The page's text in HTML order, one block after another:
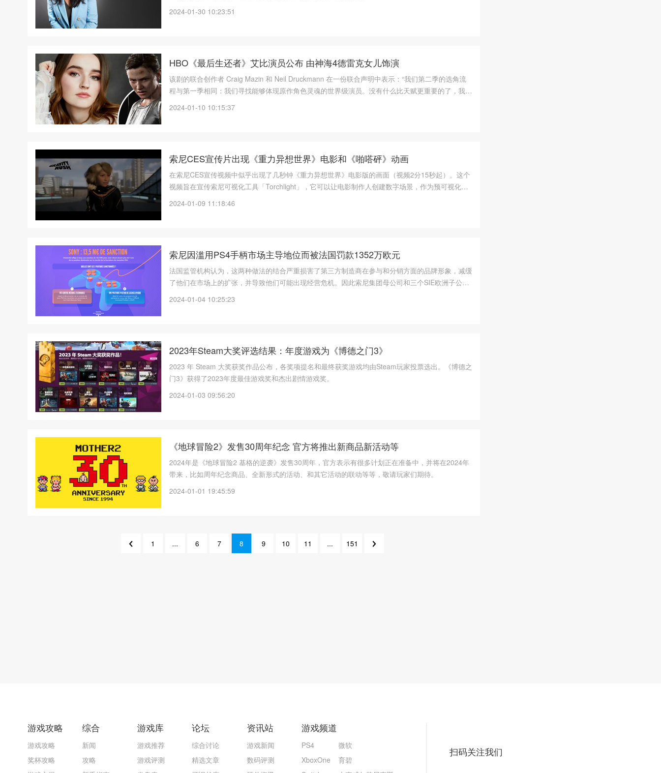
2024-01-30 10:23:51
HBO《最后生还者》艾比演员公布 由神海4德雷克女儿饰演
该剧的联合创作者 Craig Mazin 和 Neil Druckmann 在一份联合声明中表示：“我们第二季的选角流
程与第一季相同：我们寻找能够体现原作角色灵魂的世界级演员。没有什么比天赋更重要的了，我们
2024-01-10 10:15:37
索尼CES宣传片出现《重力异想世界》电影和《啪嗒砰》动画
在索尼CES宣传视频中似乎出现了几秒钟《重力异想世界》电影版的画面（视频2分15秒起）。这个
视频旨在宣传索尼可视化工具「Torchlight」，它可以让电影制作人创建数字场景，作为预可视化过
2024-01-09 11:18:46
索尼因滥用PS4手柄市场主导地位而被法国罚款1352万欧元
法国监管机构认为，这两种做法的结合严重损害了第三方制造商在参与和分销方面的品牌形象，减缓
了他们在市场上的扩张，并导致他们可能出现经营危机。因此索尼集团母公司和三个SIE欧洲子公司
2024-01-04 10:25:23
2023年Steam大奖评选结果：年度游戏为《博德之门3》
2023 年 Steam 大奖获奖作品公布，各奖项提名和最终获奖游戏均由Steam玩家投票选出。《博德之
门3》获得了2023年度最佳游戏奖和杰出剧情游戏奖。
2024-01-03 09:56:20
《地球冒险2》发售30周年纪念 官方将推出新商品新活动等
2024年是《地球冒险2 基格的逆袭》发售30周年，官方表示有很多计划正在准备中，并将在2024年
带来，比如周年纪念商品、全新形式的活动、和其它活动的联动等等，敬请玩家们期待。
2024-01-01 19:45:59
7 1 ...
5 6 7 8 9 10 11 ...
12 151 9
游戏攻略
游戏攻略
奖杯攻略
综合
新闻
攻略
游戏库
游戏推荐
游戏评测
论坛
综合讨论
精选文章
资讯站
游戏新闻
数码评测
游戏频道
PS4
XboxOne
微软
育碧
扫码关注我们